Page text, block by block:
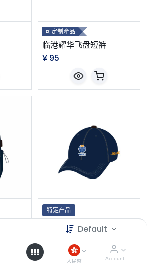
Default
人民幣 Account
可定制產品
临港耀华飞盘短裤
¥ 95
特定产品
临港耀华棒球帽
¥90